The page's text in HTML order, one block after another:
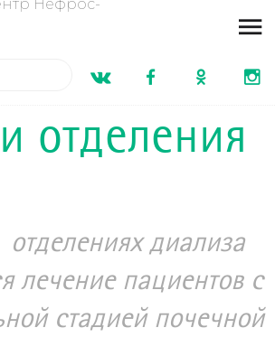
отделения
диализа
лечение пациентов с
стадией почечной